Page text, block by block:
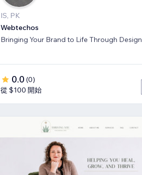
IS, PK
Webtechos
Bringing Your Brand to Life Through Design
0.0 (0)
從 $100 開始